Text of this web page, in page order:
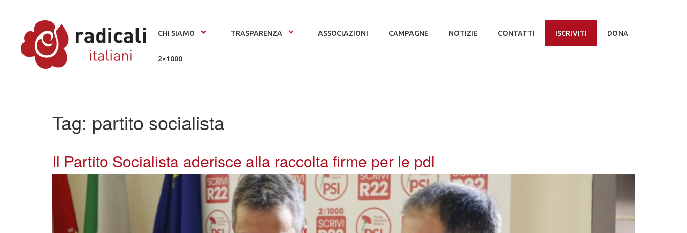
CHI SIAMO TRASPARENZA ASSOCIAZIONI CAMPAGNE NOTIZIE CONTATTI ISCRIVITI DONA
2×1000
Tag: partito socialista
Il Partito Socialista aderisce alla raccolta firme per le pdl